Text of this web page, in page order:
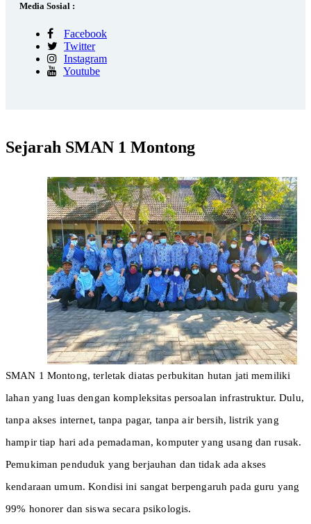
Media Sosial :
Facebook
Twitter
Instagram
Youtube
Sejarah SMAN 1 Montong
SMAN 1 Montong, terletak diatas perbukitan hutan jati memiliki
lahan yang luas dengan kompleksitas persoalan infrastruktur. Dulu,
tanpa akses internet, tanpa pagar, tanpa air bersih, listrik yang
hampir tiap hari ada pemadaman, komputer yang usang dan rusak.
Pemukiman penduduk yang berjauhan dan tidak ada akses
kendaraan umum. Kondisi ini sangat berpengaruh pada guru yang
99% honorer dan siswa secara psikologis.